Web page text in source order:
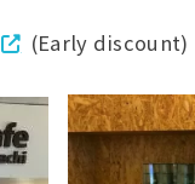
(Early discount)